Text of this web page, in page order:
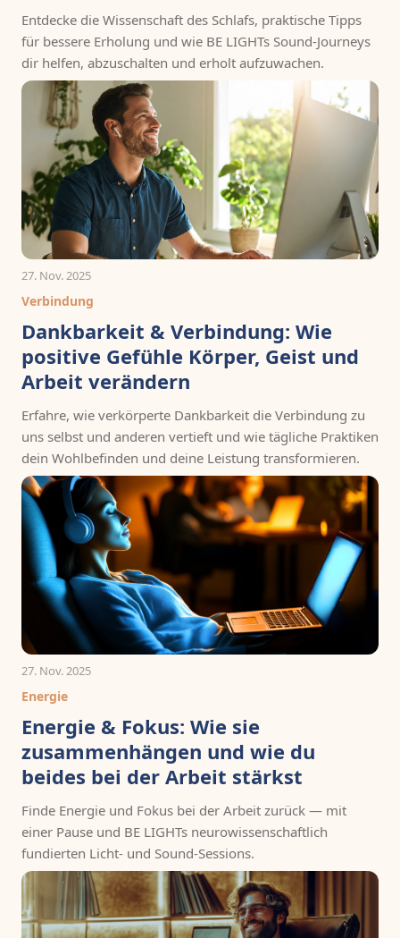
Entdecke die Wissenschaft des Schlafs, praktische Tipps
für bessere Erholung und wie BE LIGHTs Sound-Journeys
dir helfen, abzuschalten und erholt aufzuwachen.
27. Nov. 2025
Verbindung
Dankbarkeit & Verbindung: Wie
positive Gefühle Körper, Geist und
Arbeit verändern
Erfahre, wie verkörperte Dankbarkeit die Verbindung zu
uns selbst und anderen vertieft und wie tägliche Praktiken
dein Wohlbefinden und deine Leistung transformieren.
27. Nov. 2025
Energie
Energie & Fokus: Wie sie
zusammenhängen und wie du
beides bei der Arbeit stärkst
Finde Energie und Fokus bei der Arbeit zurück — mit
einer Pause und BE LIGHTs neurowissenschaftlich
fundierten Licht- und Sound-Sessions.